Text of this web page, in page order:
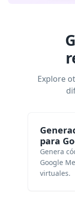
Explore
para
Genera
Google
virtuales.